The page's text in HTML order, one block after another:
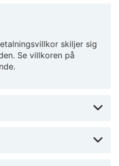
skiljer sig
Se villkoren på